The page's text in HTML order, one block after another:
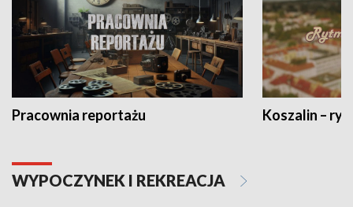
Pracownia reportażu Koszalin –
WYPOCZYNEK I REKREACJA